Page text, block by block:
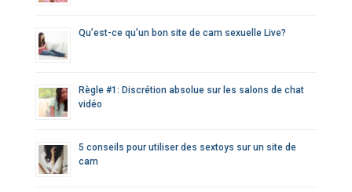
Qu’est-ce qu’un bon site de cam sexuelle Live?
Règle #1: Discrétion absolue sur les salons de chat
vidéo
5 conseils pour utiliser des sextoys sur un site de
cam